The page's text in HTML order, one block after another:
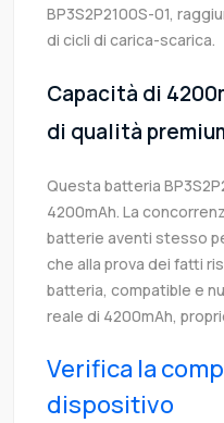
BP3S2P2100S-01,
di cicli di carica-scarica.
Capacità di
di qualità
Questa batteria
4200mAh. La
batterie aventi stesso
che alla prova dei fatti
batteria, compatible e
reale di 4200mAh,
Verifica la
dispositivo